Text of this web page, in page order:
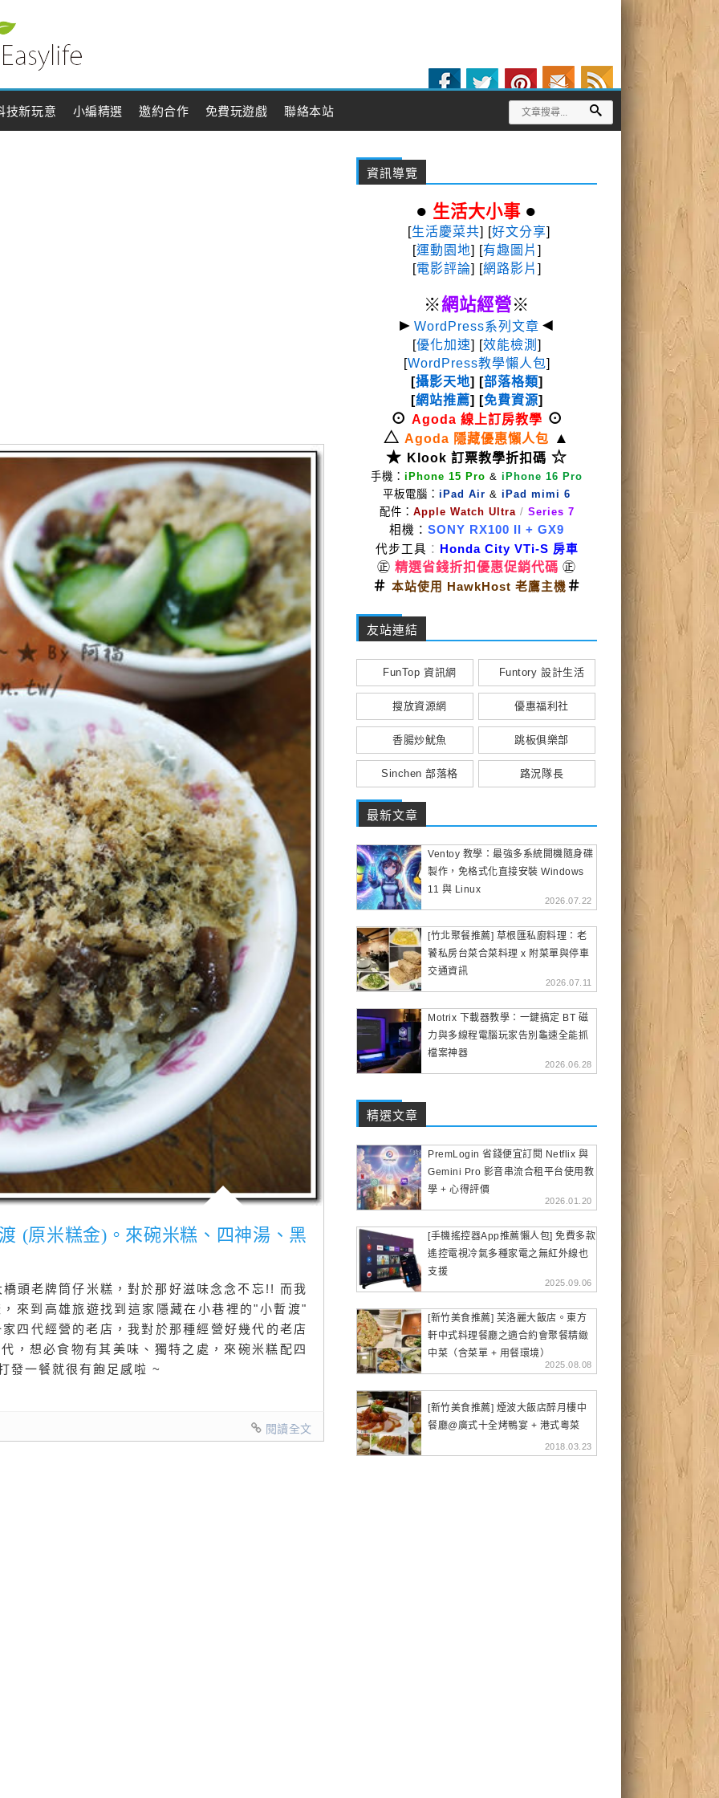
技新玩意 小編精選 邀約合作 免費玩遊戲 聯絡本站
(原米糕金)。來碗米糕、四神湯、黑
頭老牌筒仔米糕，對於那好滋味念念不忘!! 而我
來到高雄旅遊找到這家隱藏在小巷裡的"小暫渡"
四代經營的老店，我對於那種經營好幾代的老店
，想必食物有其美味、獨特之處，來碗米糕配四
發一餐就很有飽足感啦 ~
閱讀全文
資訊導覽
● 生活大小事 ●
[生活慶菜共] [好文分享]
[運動園地] [有趣圖片 ]
[電影評論] [網路影片 ]
※網站經營※
► WordPress系列文章 ◄
[優化加速] [效能檢測 ]
[WordPress教學懶人包]
[攝影天地] [部落格類]
[網站推薦] [免費資源]
⊙ Agoda 線上訂房教學 ⊙
△ Agoda 隱藏優惠懶人包
▲
★ Klook 訂票教學折扣碼 ☆
手機： iPhone 15 Pro & iPhone 16 Pro
平板電腦： iPad Air & iPad mimi 6
配件： Apple Watch Ultra / Series 7
相機： SONY RX100 II
+ GX9
代步工具 ： Honda City VTi-S 房車
㊣ 精選省錢折扣優惠促銷代碼 ㊣
＃ 本站使用 HawkHost 老鷹主機＃
友站連結
FunTop 資訊網 Funtory 設計生活
搜放資源網 優惠福利社
香腸炒魷魚 跳板俱樂部
Sinchen 部落格 路況隊長
最新文章
Ventoy 教學：最強多系統開機隨身碟
製作，免格式化直接安裝 Windows
11 與 Linux
2026.07.22
[竹北聚餐推薦] 草根匯私廚料理：老
饕私房台菜合菜料理 x 附菜單與停車
交通資訊
2026.07.11
Motrix 下載器教學：一鍵搞定 BT 磁
力與多線程電腦玩家告別龜速全能抓
檔案神器
2026.06.28
精選文章
PremLogin 省錢便宜訂閱 Netflix 與
Gemini Pro 影音串流合租平台使用教
學 + 心得評價
2026.01.20
[手機搖控器App推薦懶人包] 免費多款
遙控電視冷氣多種家電之無紅外線也
支援
2025.09.06
[新竹美食推薦] 芙洛麗大飯店。東方
軒中式料理餐廳之適合約會聚餐精緻
中菜（含菜單 + 用餐環境）
2025.08.08
[新竹美食推薦] 煙波大飯店醉月樓中
餐廳@廣式十全烤鴨宴 + 港式粵菜
2018.03.23